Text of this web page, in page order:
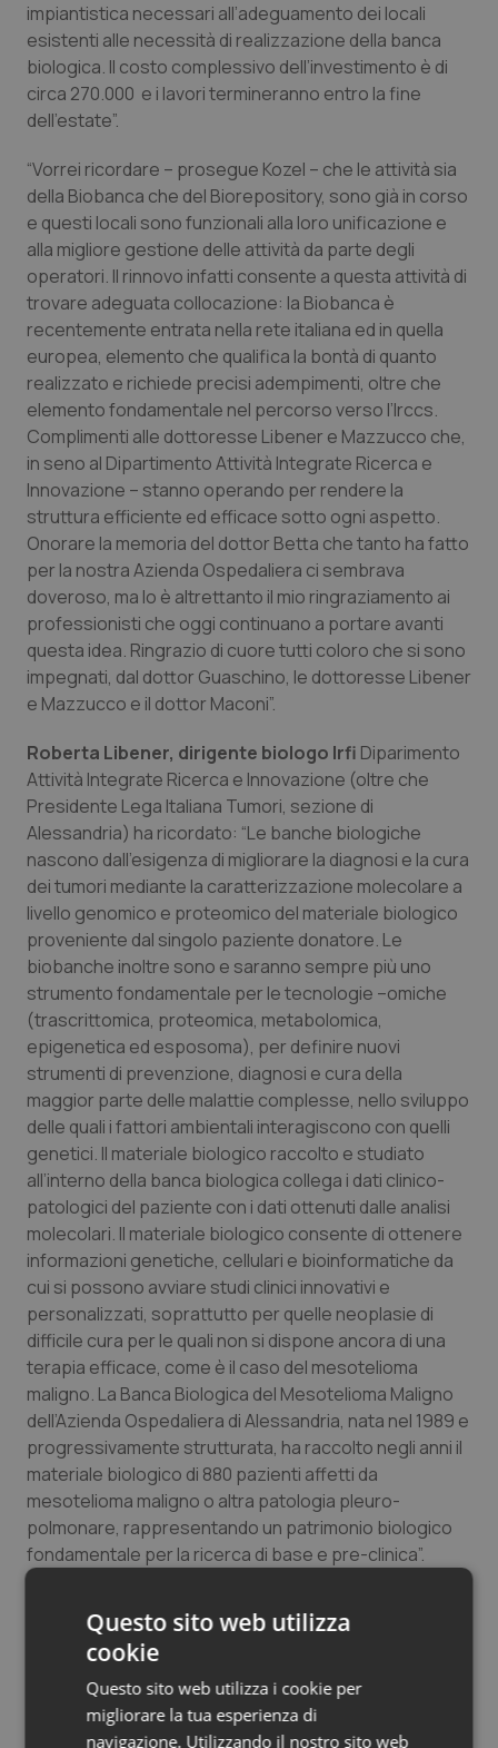
Sardegna
Sicilia
Umbria
Valle D’Aosta
Veneto
Malattia di Crohn & Rettocolite Ulcerosa
Neuroscienze & patologie neurodegenerative
Oftalmologia
Oncodermatologia
Oncoematologia
Oncologia & Nutrizione
Psoriasi & pelle
Quotidiano Cardiologia
Quotidiano Chirurgia
Quotidiano Oncologia
Quotidiano Pediatria
Rene & patologie urogenitali
Salute orale & impianti
Sangue & coagulazione
Tiroide
Tumore al seno
Tumore ovarico
Tumori del Polmone & Testa Collo
Tumori gastrointestinali
Ulcera & Reflusso
Vaccini
impiantistica necessari all’adeguamento dei locali
esistenti alle necessità di realizzazione della banca
biologica. Il costo complessivo dell’investimento è di
circa 270.000 e i lavori termineranno entro la fine
dell’estate”.
“Vorrei ricordare – prosegue Kozel – che le attività sia
della Biobanca che del Biorepository, sono già in corso
e questi locali sono funzionali alla loro unificazione e
alla migliore gestione delle attività da parte degli
operatori. Il rinnovo infatti consente a questa attività di
trovare adeguata collocazione: la Biobanca è
recentemente entrata nella rete italiana ed in quella
europea, elemento che qualifica la bontà di quanto
realizzato e richiede precisi adempimenti, oltre che
elemento fondamentale nel percorso verso l’Irccs.
Complimenti alle dottoresse Libener e Mazzucco che,
in seno al Dipartimento Attività Integrate Ricerca e
Innovazione – stanno operando per rendere la
struttura efficiente ed efficace sotto ogni aspetto.
Onorare la memoria del dottor Betta che tanto ha fatto
per la nostra Azienda Ospedaliera ci sembrava
doveroso, ma lo è altrettanto il mio ringraziamento ai
professionisti che oggi continuano a portare avanti
questa idea. Ringrazio di cuore tutti coloro che si sono
impegnati, dal dottor Guaschino, le dottoresse Libener
e Mazzucco e il dottor Maconi”.
Roberta Libener, dirigente biologo Irfi Diparimento
Attività Integrate Ricerca e Innovazione (oltre che
Presidente Lega Italiana Tumori, sezione di
Alessandria) ha ricordato: “Le banche biologiche
nascono dall’esigenza di migliorare la diagnosi e la cura
dei tumori mediante la caratterizzazione molecolare a
livello genomico e proteomico del materiale biologico
proveniente dal singolo paziente donatore. Le
biobanche inoltre sono e saranno sempre più uno
strumento fondamentale per le tecnologie –omiche
(trascrittomica, proteomica, metabolomica,
epigenetica ed esposoma), per definire nuovi
strumenti di prevenzione, diagnosi e cura della
maggior parte delle malattie complesse, nello sviluppo
delle quali i fattori ambientali interagiscono con quelli
genetici. Il materiale biologico raccolto e studiato
all’interno della banca biologica collega i dati clinico-
patologici del paziente con i dati ottenuti dalle analisi
molecolari. Il materiale biologico consente di ottenere
informazioni genetiche, cellulari e bioinformatiche da
cui si possono avviare studi clinici innovativi e
personalizzati, soprattutto per quelle neoplasie di
difficile cura per le quali non si dispone ancora di una
terapia efficace, come è il caso del mesotelioma
maligno. La Banca Biologica del Mesotelioma Maligno
dell’Azienda Ospedaliera di Alessandria, nata nel 1989 e
progressivamente strutturata, ha raccolto negli anni il
materiale biologico di 880 pazienti affetti da
mesotelioma maligno o altra patologia pleuro-
polmonare, rappresentando un patrimonio biologico
fondamentale per la ricerca di base e pre-clinica”.
Emotecae Laboratorio Medicina rigenerativa ha
invece spiegato il ruolo del Biorepository: “Conserva
un grande numero di campioni biologici, provenienti da
ambiti multidisciplinari diversi, importanti per studi clinici
e di ricerca, molti in particolare dall’Ematologia. Qui
Questo sito web utilizza
cookie
Questo sito web utilizza i cookie per
migliorare la tua esperienza di
navigazione. Utilizzando il nostro sito web